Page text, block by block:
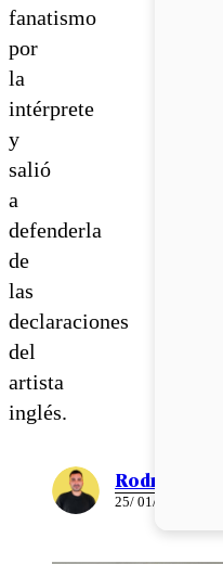
fanatismo
por
la
intérprete
y
salió
a
defenderla
de
las
declaraciones
del
artista
inglés.
Rodrigo León
25/ 01/ 2022